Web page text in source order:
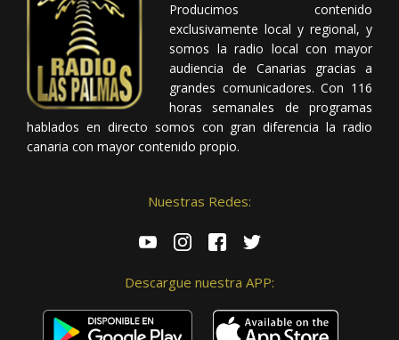
Producimos contenido
exclusivamente local y regional, y
somos la radio local con mayor
audiencia de Canarias gracias a
grandes comunicadores. Con 116
horas semanales de programas
hablados en directo somos con gran diferencia la radio
canaria con mayor contenido propio.
Nuestras Redes:
Descargue nuestra APP: